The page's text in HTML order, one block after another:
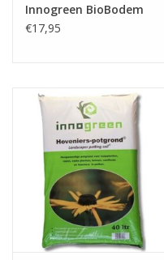
Innogreen BioBodem
€17,95